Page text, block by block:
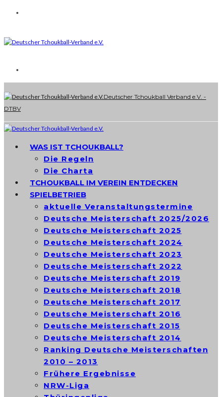
Deutscher Tchoukball Verband e.V. -
DTBV
WAS IST TCHOUKBALL?
Die Regeln
Die Charta
TCHOUKBALL IM VEREIN ENTDECKEN
SPIELBETRIEB
aktuelle Veranstaltungstermine
Deutsche Meisterschaft 2025/2026
Deutsche Meisterschaft 2025
Deutsche Meisterschaft 2024
Deutsche Meisterschaft 2023
Deutsche Meisterschaft 2022
Deutsche Meisterschaft 2019
Deutsche Meisterschaft 2018
Deutsche Meisterschaft 2017
Deutsche Meisterschaft 2016
Deutsche Meisterschaft 2015
Deutsche Meisterschaft 2014
Ranking Deutsche Meisterschaften
2010 – 2013
Frühere Ergebnisse
NRW-Liga